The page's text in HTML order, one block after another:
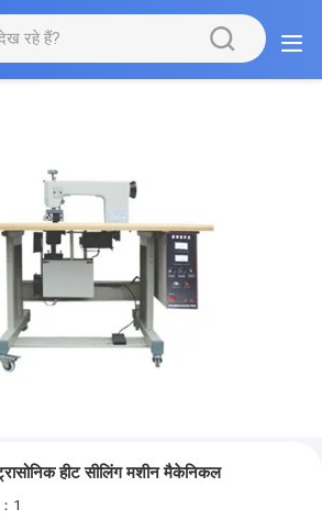
हीट सीलिंग मशीन मैकेनिकल
1